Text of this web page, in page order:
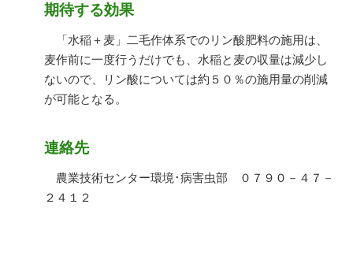
期待する効果
「水稲＋麦」二毛作体系でのリン酸肥料の施用は、
麦作前に一度行うだけでも、水稲と麦の収量は減少し
ないので、リン酸については約５０％の施用量の削減
が可能となる。
連絡先
農業技術センター環境･病害虫部 ０７９０－４７－
２４１２